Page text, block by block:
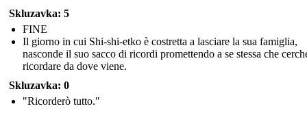
Skluzavka: 5
FINE
Il giorno in cui Shi-shi-etko è costretta a lasciare la sua famiglia,
nasconde il suo sacco di ricordi promettendo a se stessa che
ricordare da dove viene.
Skluzavka: 0
"Ricorderò tutto."